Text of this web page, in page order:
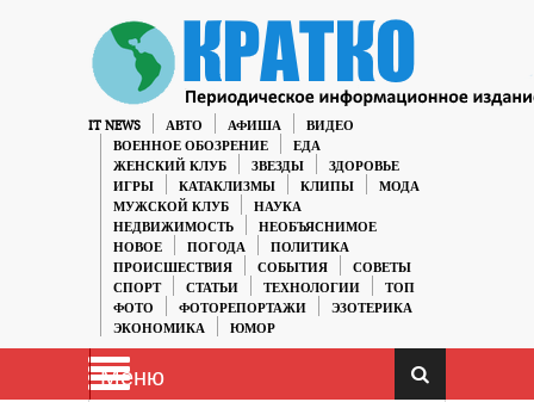
IT NEWS АВТО АФИША
ВИДЕО
ВОЕННОЕ ОБОЗРЕНИЕ
ЕДА
ЖЕНСКИЙ КЛУБ
ЗВЕЗДЫ
ЗДОРОВЬЕ
ИГРЫ
КАТАКЛИЗМЫ КЛИПЫ
МОДА
МУЖСКОЙ КЛУБ
НАУКА
НЕДВИЖИМОСТЬ
НЕОБЪЯСНИМОЕ
НОВОЕ
ПОГОДА
ПОЛИТИКА
ПРОИСШЕСТВИЯ
СОБЫТИЯ
СОВЕТЫ
СПОРТ
СТАТЬИ ТЕХНОЛОГИИ
ТОП
ФОТО
ФОТОРЕПОРТАЖИ
ЭЗОТЕРИКА
ЭКОНОМИКА
ЮМОР
Меню